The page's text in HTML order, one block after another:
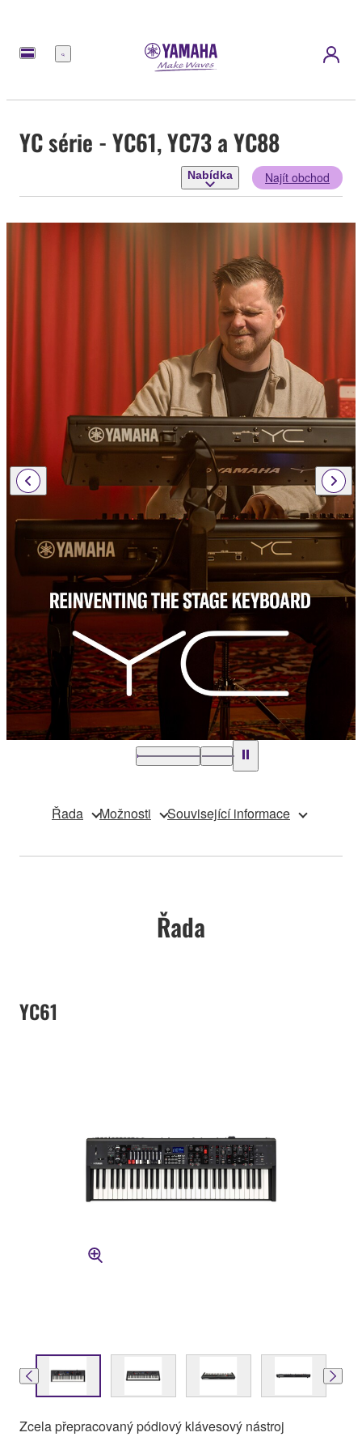
Nabídka
YC série - YC61, YC73 a YC88
Nabídka Najít obchod
Řada Možnosti Související informace
Řada
YC61
Zcela přepracovaný pódiový klávesový nástroj